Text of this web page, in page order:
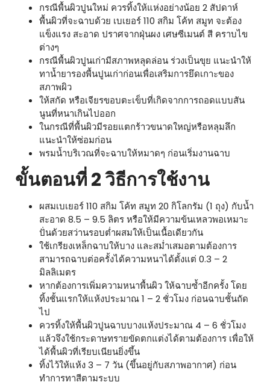
กรณีพื้นผิวปูนใหม่ ควรทิ้งให้แห่งอย่างน้อย 2 สัปดาห์
พื้นผิวที่จะฉาบด้วย เบเยอร์ 110 สกิม โค้ท สมูท จะต้อง
แข็งแรง สะอาด ปราศจากฝุ่นผง เศษซีเมนต์ สี คราบไข
ต่างๆ
กรณีพื้นผิวปูนเก่ามีสภาพหลุดล่อน ร่วงเป็นขุย แนะนำให้
ทาน้ำยารองพื้นปูนเก่าก่อนเพื่อเสริมการยึดเกาะของ
สภาพผิว
ให้สกัด หรือเจียรขอบตะเข็บที่เกิดจากการถอดแบบสัน
นูนที่หนาเกินไปออก
ในกรณีที่พื้นผิวมีรอยแตกร้าวขนาดใหญ่หรือหลุมลึก
แนะนำให้ซ่อมก่อน
พรมน้ำบริเวณที่จะฉาบให้หมาดๆ ก่อนเริ่มงานฉาบ
ขั้นตอนที่ 2 วิธีการใช้งาน
ผสมเบเยอร์ 110 สกิม โค้ท สมูท 20 กิโลกรัม (1 ถุง) กับน้ำ
สะอาด 8.5 – 9.5 ลิตร หรือให้มีความข้นเหลวพอเหมาะ
ปั่นด้วยสว่านรอบต่ำผสมให้เป็นเนื้อเดียวกัน
ใช้เกรียงเหล็กฉาบให้บาง และสม่ำเสมอตามต้องการ
สามารถฉาบต่อครั้งได้ความหนาได้ตั้งแต่ 0.3 – 2
มิลลิเมตร
หากต้องการเพิ่มความหนาพื้นผิว ให้ฉาบซ้ำอีกครั้ง โดย
ทิ้งชั้นแรกให้แห้งประมาณ 1 – 2 ชั่วโมง ก่อนฉาบชั้นถัด
ไป
ควรทิ้งให้พื้นผิวปูนฉาบบางแห้งประมาณ 4 – 6 ชั่วโมง
แล้วจึงใช้กระดาษทรายขัดตกแต่งได้ตามต้องการ เพื่อให้
ได้พื้นผิวที่เรียบเนียนยิ่งขึ้น
ทิ้งไว้ให้แห้ง 3 – 7 วัน (ขึ้นอยู่กับสภาพอากาศ) ก่อน
ทำการทาสีตามระบบ